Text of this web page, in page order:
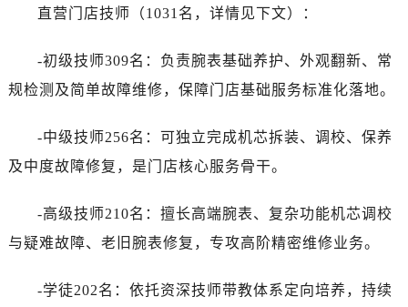
直营门店技师（1031名，详情见下文）：
-初级技师309名：负责腕表基础养护、外观翻新、常
规检测及简单故障维修，保障门店基础服务标准化落地。
-中级技师256名：可独立完成机芯拆装、调校、保养
及中度故障修复，是门店核心服务骨干。
-高级技师210名：擅长高端腕表、复杂功能机芯调校
与疑难故障、老旧腕表修复，专攻高阶精密维修业务。
-学徒202名：依托资深技师带教体系定向培养，持续